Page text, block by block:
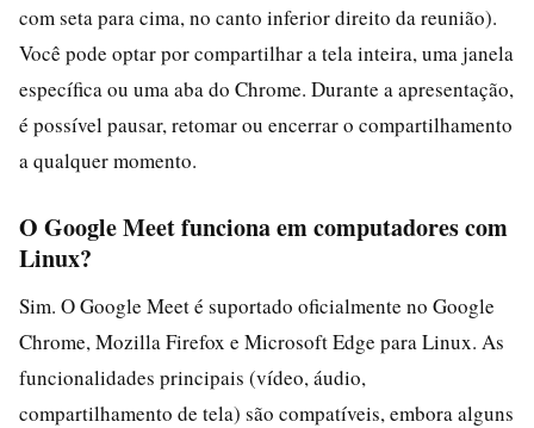
com seta para cima, no canto inferior direito da reunião).
Você pode optar por compartilhar a tela inteira, uma janela
específica ou uma aba do Chrome. Durante a apresentação,
é possível pausar, retomar ou encerrar o compartilhamento
a qualquer momento.
O Google Meet funciona em computadores com
Linux?
Sim. O Google Meet é suportado oficialmente no Google
Chrome, Mozilla Firefox e Microsoft Edge para Linux. As
funcionalidades principais (vídeo, áudio,
compartilhamento de tela) são compatíveis, embora alguns